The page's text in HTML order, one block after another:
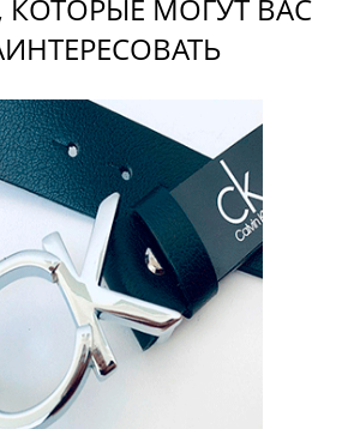
КОТОРЫЕ МОГУТ ВАС